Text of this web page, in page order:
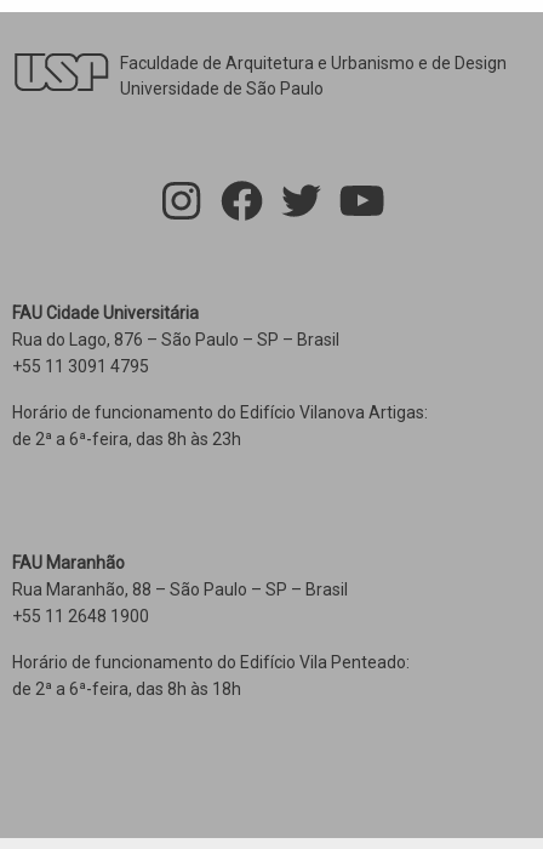
Faculdade de Arquitetura e Urbanismo e de Design
Universidade de São Paulo
FAU Cidade Universitária
Rua do Lago, 876 – São Paulo – SP – Brasil
+55 11 3091 4795
Horário de funcionamento do Edifício Vilanova Artigas:
de 2ª a 6ª-feira, das 8h às 23h
FAU Maranhão
Rua Maranhão, 88 – São Paulo – SP – Brasil
+55 11 2648 1900
Horário de funcionamento do Edifício Vila Penteado:
de 2ª a 6ª-feira, das 8h às 18h